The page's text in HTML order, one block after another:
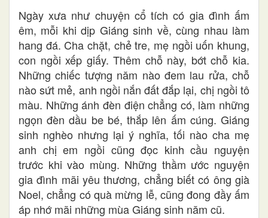
Ngày xưa như chuyện cổ tích có gia đình ấm
êm, mỗi khi dịp Giáng sinh về, cùng nhau làm
hang đá. Cha chặt, chẻ tre, mẹ ngồi uốn khung,
con ngồi xếp giấy. Thêm chỗ này, bớt chỗ kia.
Những chiếc tượng năm nào đem lau rửa, chỗ
nào sứt mẻ, anh ngồi nắn đất đắp lại, chị ngồi tô
màu. Những ánh đèn điện chẳng có, làm những
ngọn đèn dầu be bé, thắp lên ấm cúng. Giáng
sinh nghèo nhưng lại ý nghĩa, tối nào cha mẹ
anh chị em ngồi cũng đọc kinh cầu nguyện
trước khi vào mùng. Những thầm ước nguyện
gia đình mãi yêu thương, chẳng biết có ông già
Noel, chẳng có quà mừng lễ, cũng đong đầy ấm
áp nhớ mãi những mùa Giáng sinh năm cũ.